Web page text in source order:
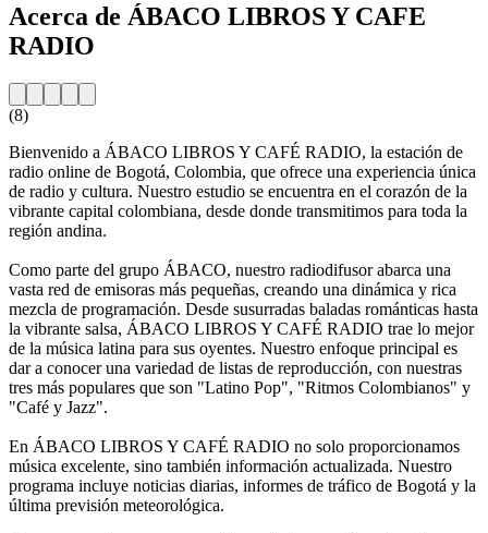
Acerca de ÁBACO LIBROS Y CAFE
RADIO
(8)
Bienvenido a ÁBACO LIBROS Y CAFÉ RADIO, la estación de
radio online de Bogotá, Colombia, que ofrece una experiencia única
de radio y cultura. Nuestro estudio se encuentra en el corazón de la
vibrante capital colombiana, desde donde transmitimos para toda la
región andina.
Como parte del grupo ÁBACO, nuestro radiodifusor abarca una
vasta red de emisoras más pequeñas, creando una dinámica y rica
mezcla de programación. Desde susurradas baladas románticas hasta
la vibrante salsa, ÁBACO LIBROS Y CAFÉ RADIO trae lo mejor
de la música latina para sus oyentes. Nuestro enfoque principal es
dar a conocer una variedad de listas de reproducción, con nuestras
tres más populares que son "Latino Pop", "Ritmos Colombianos" y
"Café y Jazz".
En ÁBACO LIBROS Y CAFÉ RADIO no solo proporcionamos
música excelente, sino también información actualizada. Nuestro
programa incluye noticias diarias, informes de tráfico de Bogotá y la
última previsión meteorológica.